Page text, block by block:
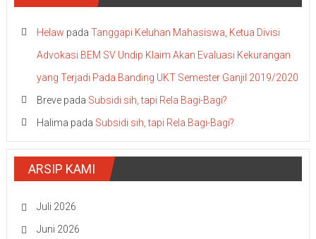
Helaw pada Tanggapi Keluhan Mahasiswa, Ketua Divisi
Advokasi BEM SV Undip Klaim Akan Evaluasi Kekurangan
yang Terjadi Pada Banding UKT Semester Ganjil 2019/2020
Brevepada Subsidi sih, tapi Rela Bagi-Bagi?
Halima pada Subsidi sih, tapi Rela Bagi-Bagi?
ARSIP KAMI
Juli 2026
Juni 2026